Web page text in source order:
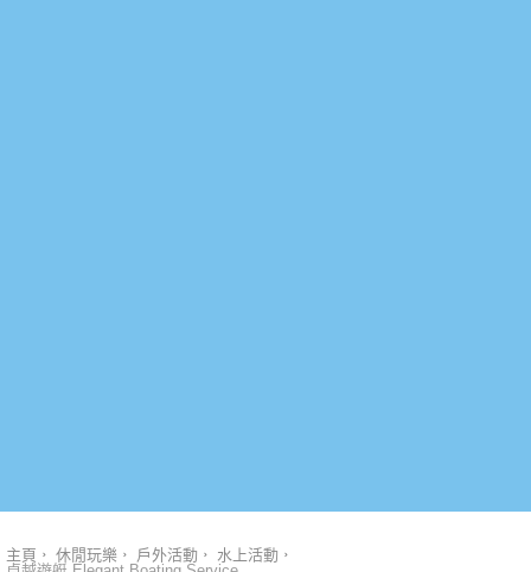
主頁 休閒玩樂 戶外活動
水上活動